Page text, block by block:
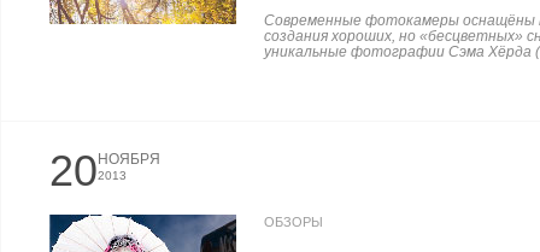
Современные фотокамеры оснащёны
создания хороших, но «бесцветных»
уникальные фотографии Сэма Хёрда
20 НОЯБРЯ
2013
ОБЗОРЫ